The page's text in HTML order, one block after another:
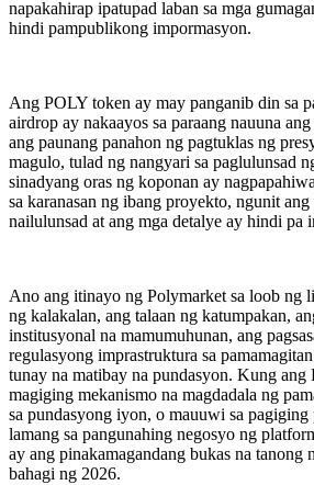
napakahirap ipatupad laban sa mga
hindi pampublikong impormasyon.
Ang POLY token ay may panganib din sa
airdrop ay nakaayos sa paraang nauuna
ang paunang panahon ng pagtuklas ng
magulo, tulad ng nangyari sa paglulunsad
sinadyang oras ng koponan ay
sa karanasan ng ibang proyekto, ngunit
nailulunsad at ang mga detalye ay hindi pa
Ano ang itinayo ng Polymarket sa loob ng
ng kalakalan, ang talaan ng katumpakan,
institusyonal na mamumuhunan, ang
regulasyong imprastruktura sa
tunay na matibay na pundasyon. Kung ang
magiging mekanismo na magdadala ng
sa pundasyong iyon, o mauuwi sa
lamang sa pangunahing negosyo ng
ay ang pinakamagandang bukas na tanong
bahagi ng 2026.